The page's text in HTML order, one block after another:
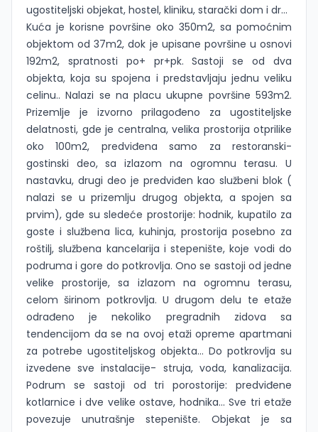
ugostiteljski objekat, hostel, kliniku, starački dom i dr...
Kuća je korisne površine oko 350m2, sa pomoćnim
objektom od 37m2, dok je upisane površine u osnovi
192m2, spratnosti po+ pr+pk. Sastoji se od dva
objekta, koja su spojena i predstavljaju jednu veliku
celinu.. Nalazi se na placu ukupne površine 593m2.
Prizemlje je izvorno prilagođeno za ugostiteljske
delatnosti, gde je centralna, velika prostorija otprilike
oko 100m2, predviđena samo za restoranski-
gostinski deo, sa izlazom na ogromnu terasu. U
nastavku, drugi deo je predviđen kao službeni blok (
nalazi se u prizemlju drugog objekta, a spojen sa
prvim), gde su sledeće prostorije: hodnik, kupatilo za
goste i službena lica, kuhinja, prostorija posebno za
roštilj, službena kancelarija i stepenište, koje vodi do
podruma i gore do potkrovlja. Ono se sastoji od jedne
velike prostorije, sa izlazom na ogromnu terasu,
celom širinom potkrovlja. U drugom delu te etaže
odrađeno je nekoliko pregradnih zidova sa
tendencijom da se na ovoj etaži opreme apartmani
za potrebe ugostiteljskog objekta... Do potkrovlja su
izvedene sve instalacije- struja, voda, kanalizacija.
Podrum se sastoji od tri porostorije: predviđene
kotlarnice i dve velike ostave, hodnika... Sve tri etaže
povezuje unutrašnje stepenište. Objekat je sa